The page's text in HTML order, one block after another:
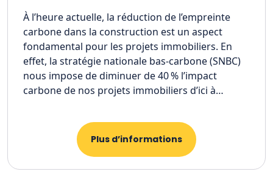
À l’heure actuelle, la réduction de l’empreinte
carbone dans la construction est un aspect
fondamental pour les projets immobiliers. En
effet, la stratégie nationale bas-carbone (SNBC)
nous impose de diminuer de 40 % l’impact
carbone de nos projets immobiliers d’ici à…
Plus d’informations